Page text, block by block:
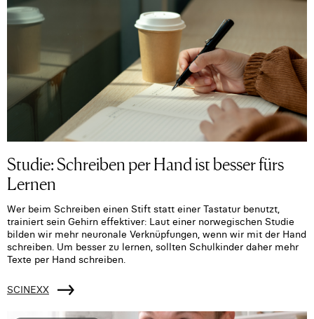
Studie: Schreiben per Hand ist besser fürs
Lernen
Wer beim Schreiben einen Stift statt einer Tastatur benutzt,
trainiert sein Gehirn effektiver: Laut einer norwegischen Studie
bilden wir mehr neuronale Verknüpfungen, wenn wir mit der Hand
schreiben. Um besser zu lernen, sollten Schulkinder daher mehr
Texte per Hand schreiben.
SCINEXX